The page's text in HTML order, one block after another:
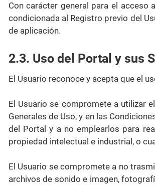
Con carácter general para el
condicionada al Registro previo del
de aplicación.
2.3. Uso del Portal y sus
El Usuario reconoce y acepta que el
El Usuario se compromete a utilizar
Generales de Uso, y en las
del Portal y a no emplearlos para
propiedad intelectual e industrial, o
El Usuario se compromete a no
archivos de sonido e imagen,